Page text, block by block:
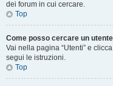
dei forum in cui cercare.
Top
Come posso cercare un
Vai nella pagina “Utenti” e
segui le istruzioni.
Top